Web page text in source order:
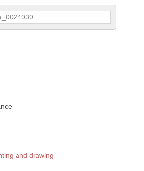
and drawing